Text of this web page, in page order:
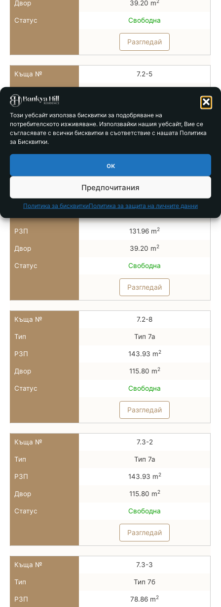
Този уебсайт използва бисквитки за подобряване на
потребителското изживяване. Използвайки нашия уебсайт, Вие се
съгласявате с всички бисквитки в съответствие с нашата Политика
за Бисквитки.
ок
Предпочитания
Политика за бисквиткиПолитика за защита на личните данни
Двор 39.20 m
Статус Свободна
Разгледай
Къща № 7.2-5
РЗП
Двор 28.00 m 2
Статус
Къща № 7.2-6
РЗП 131.96 m2
Двор 39.20 m2
Статус Свободна
Разгледай
Къща № 7.2-8
Тип Тип 7а
РЗП 143.93 m2
Двор 115.80 m2
Статус Свободна
Разгледай
Къща № 7.3-2
Тип Тип 7а
РЗП 143.93 m2
Двор 115.80 m2
Статус Свободна
Разгледай
Къща № 7.3-3
Тип Тип 7б
РЗП 78.86 m2